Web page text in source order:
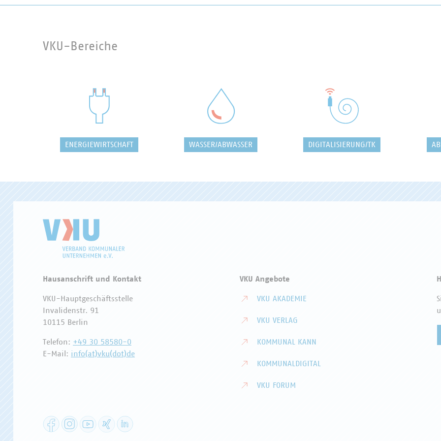
VKU-Bereiche
ENERGIEWIRTSCHAFT WASSER/ABWASSER DIGITALISIERUNG/TK
Hausanschrift und Kontakt
VKU-Hauptgeschäftsstelle
Invalidenstr. 91
10115 Berlin
Telefon: +49 30 58580-0
E-Mail: info(at)vku(dot)de
VKU Angebote
VKU AKADEMIE
VKU VERLAG
KOMMUNAL KANN
KOMMUNALDIGITAL
VKU FORUM
FacebookInstagramYouTube XING